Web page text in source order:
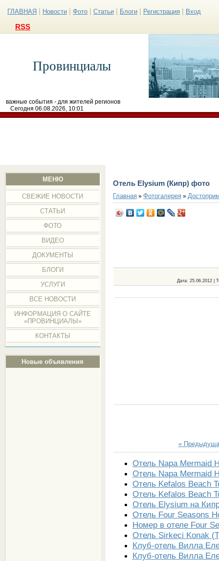
ГЛАВНАЯ Новости Фото Статьи Блоги Регистрация Вход
RSS
Провинциалы
важные события - для жителей регионов
Сегодня 06.08.2026, 10:01
МЕНЮ
СВЕЖИЕ НОВОСТИ
СТАТЬИ
ФОТО
ВИДЕО
ДОКУМЕНТЫ
БЛОГИ
УСЛУГИ
ВСЕ НОВОСТИ
ИНФОРМАЦИЯ О САЙТЕ
«ПРОВИНЦИАЛЫ»
КОНТАКТЫ
Новые объявления
Отель Elysium (Кипр) фото
Главная» Фотогалерея»
Дата: 25.06.2012 |
«
Отель Napa Mermaid
Отель Napa Mermaid
Отель Kefalos Beach
Отель Kefalos Beach
Отель Elysium на
Отель Four Seasons
Номер в отеле Four
Отель Sirkeci Konak
Клуб-отель Вилла
Клуб-отель Вилла